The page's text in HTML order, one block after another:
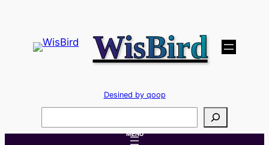
WisBird
Desined by qoop
MENU